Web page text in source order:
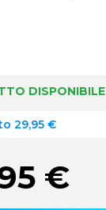
DISPONIBILE
29,95 €
€